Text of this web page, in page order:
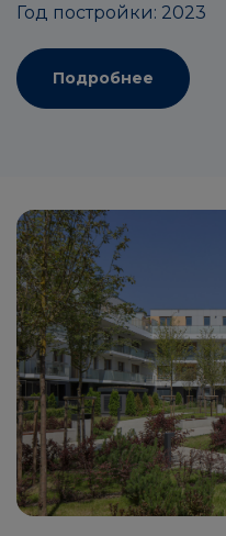
Год постройки: 2023
Подробнее